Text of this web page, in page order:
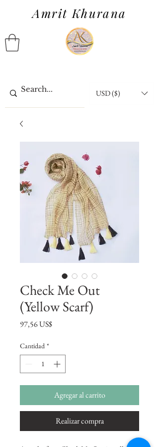
Amrit Khurana
USD ($)
Check Me Out
(Yellow Scarf)
97,56 US$Precio
Cantidad *
Agregar al carrito
Realizar compra